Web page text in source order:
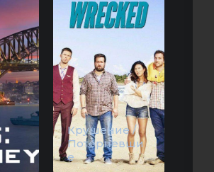
Крушение /
Потерпевши
е